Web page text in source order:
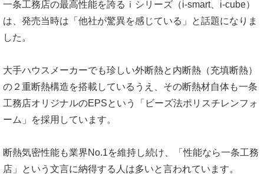
一条工務店の最高性能を誇るｉシリーズ（i-smart、i-cube）
は、発売当時は「他社が驚異を感じている」と話題になりま
した。
大手ハウスメーカーでも珍しい外断熱と内断熱（充填断熱）
の２重断熱構造を搭載しているうえ、その断熱材自体も一条
工務店オリジナルのEPSという「ビーズ法ポリスチレンフォ
ーム」を採用しています。
断熱気密性能も業界No.1を維持し続け、「性能なら一条工務
店」という文言に納得する人は多いと言われています。